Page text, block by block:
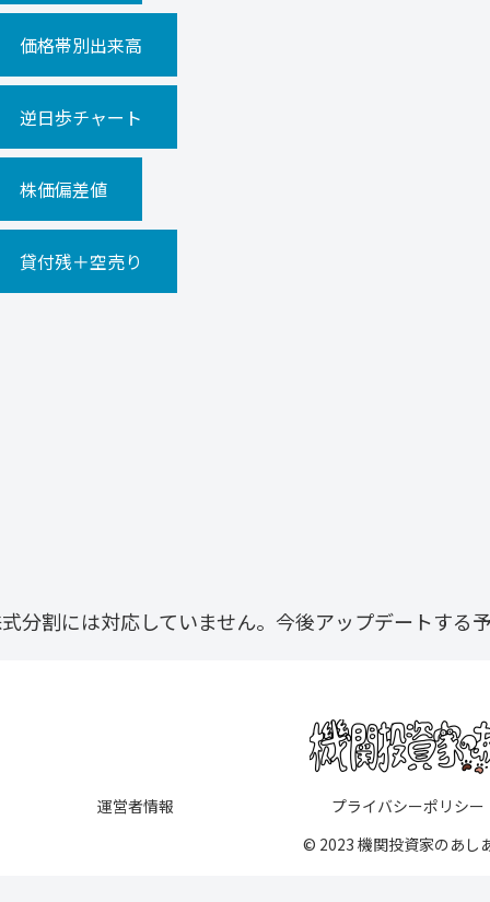
価格帯別出来高
逆日歩チャート
株価偏差値
貸付残＋空売り
分割には対応していません。今後アップデートする
運営者情報
プライバシーポリシー
© 2023 機関投資家のあし